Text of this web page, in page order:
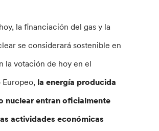
la financiación del gas y la
se considerará sostenible en
la votación de hoy en el
Europeo, la energía producida
nuclear entran oficialmente
actividades económicas